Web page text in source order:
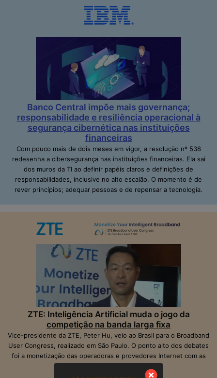
Banco Central impõe mais governança;
responsabilidade e resiliência operacional à
segurança cibernética nas instituições
financeiras
Com pouco mais de dois meses em vigor, a resolução nº 538
redesenha a cibersegurança nas instituições financeiras. Ela sai
dos muros da TI ao definir papéis claros e definições de
responsabilidades, inclusive no alto escalão. O momento é de
rever princípios; adequar pessoas e de repensar a tecnologia.
ZTE: Inteligência Artificial muda o jogo da
competição na banda larga fixa
Vice-presidente da ZTE, Peter Hu, veio ao Brasil para o Broadband
User Congress, realizado em São Paulo. O ponto alto dos debates
foi a monetização das operadoras e provedores Internet com as